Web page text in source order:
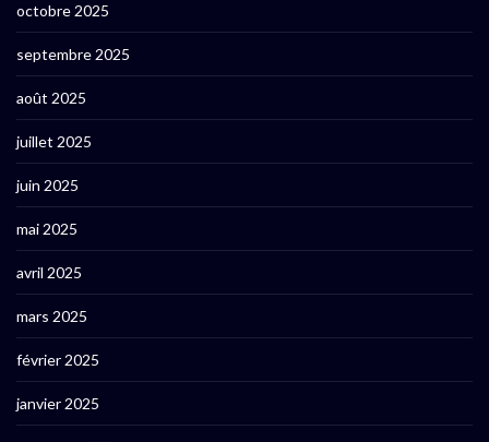
octobre 2025
septembre 2025
août 2025
juillet 2025
juin 2025
mai 2025
avril 2025
mars 2025
février 2025
janvier 2025